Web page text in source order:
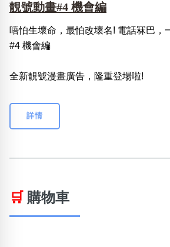
靚號動畫#4 機會編
唔怕生壞命，最怕改壞名! 電話冧巴，
#4 機會編
全新靚號漫畫廣告，隆重登場啦!
詳情
🛒 購物車